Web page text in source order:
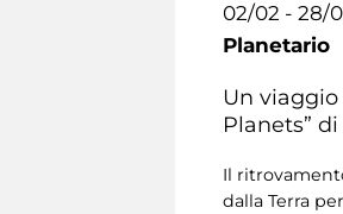
02/02 - 28/
Planetario
Un
Planets”
Il
dalla Terra